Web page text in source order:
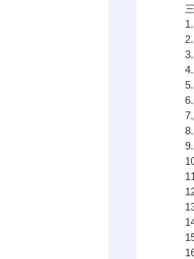
三
1.风
2.风
3.空
4.空
5.大
6.光
7.总
10.
11.
12.
13.
14.
15.
16.